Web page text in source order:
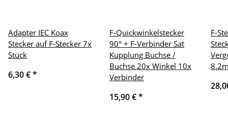
Adapter IEC Koax
Stecker auf F-Stecker 7x
Stück
6,30 €*
F-Quickwinkelstecker
90° + F-Verbinder Sat
Kupplung Buchse /
Buchse 20x Winkel 10x
Verbinder
15,90 €*
F-